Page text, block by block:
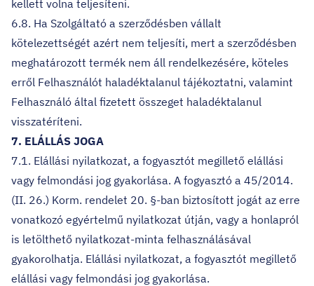
kellett volna teljesíteni.
6.8. Ha Szolgáltató a szerződésben vállalt
kötelezettségét azért nem teljesíti, mert a szerződésben
meghatározott termék nem áll rendelkezésére, köteles
erről Felhasználót haladéktalanul tájékoztatni, valamint
Felhasználó által fizetett összeget haladéktalanul
visszatéríteni.
7. ELÁLLÁS JOGA
7.1. Elállási nyilatkozat, a fogyasztót megillető elállási
vagy felmondási jog gyakorlása. A fogyasztó a 45/2014.
(II. 26.) Korm. rendelet 20. §-ban biztosított jogát az erre
vonatkozó egyértelmű nyilatkozat útján, vagy a honlapról
is letölthető nyilatkozat-minta felhasználásával
gyakorolhatja. Elállási nyilatkozat, a fogyasztót megillető
elállási vagy felmondási jog gyakorlása.